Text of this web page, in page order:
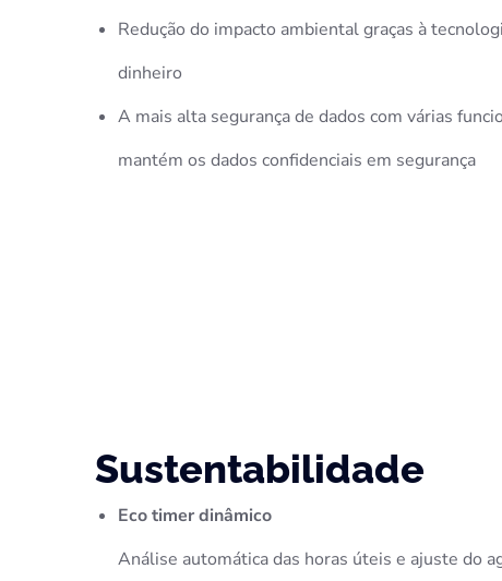
Redução do impacto ambiental graças à
dinheiro
A mais alta segurança de dados com várias
mantém os dados confidenciais em segurança
Sustentabilidade
Eco timer dinâmico
Análise automática das horas úteis e ajuste do